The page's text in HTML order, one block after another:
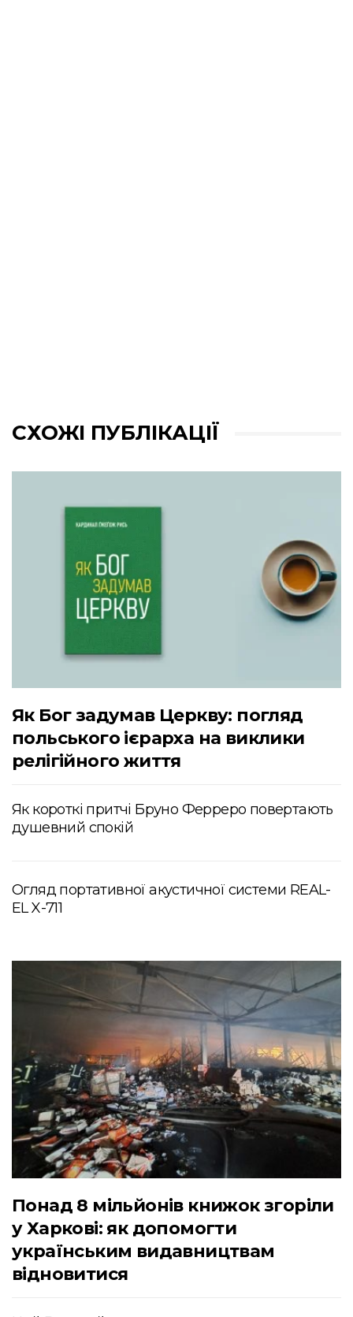
СХОЖІ ПУБЛІКАЦІЇ
Як Бог задумав Церкву: погляд
польського ієрарха на виклики
релігійного життя
Як короткі притчі Бруно Ферреро повертають
душевний спокій
Огляд портативної акустичної системи REAL-
EL X-711
Понад 8 мільйонів книжок згоріли
у Харкові: як допомогти
українським видавництвам
відновитися